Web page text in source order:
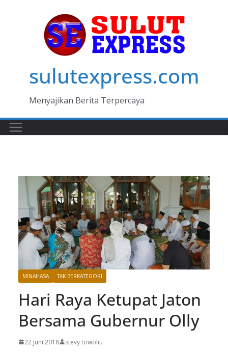
sulutexpress.com
Menyajikan Berita Terpercaya
MINAHASA TAK BERKATEGORI
Hari Raya Ketupat Jaton
Bersama Gubernur Olly
22 Juni 2018 stevy towoliu